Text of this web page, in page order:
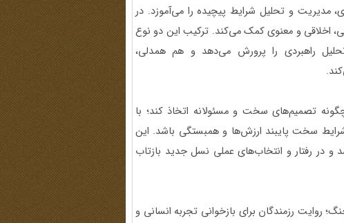
مدیریت و تحلیل شرایط پیچیده را می‌آموزد. در
اخلاقی و معنوی کمک می‌کند. ترکیب این دو نوع
راهبردی را پرورش می‌دهد و هم همدلی،
تصمیم‌های سخت و مسئولانه اتخاذ کند؛ با
شرایط سخت پایبند ارزش‌ها و همبستگی باشد. این
در رفتار و انتخاب‌های عملی نسل جدید بازتاب
روایت رزمندگان برای بازخوانی تجربه انسانی و